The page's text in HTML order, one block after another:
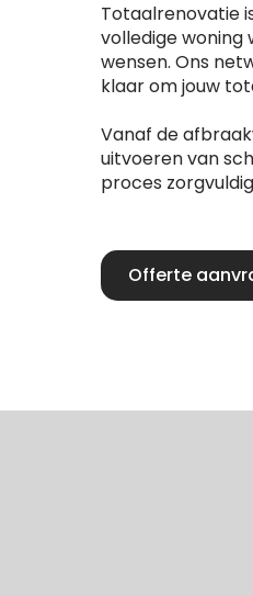
Totaalrenovatie
volledige woning
wensen. Ons
klaar om jouw
Vanaf de
uitvoeren van
proces
Offerte